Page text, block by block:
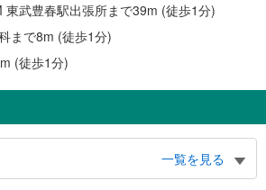
東武豊春駅出張所まで39m (徒歩1分)
まで8m (徒歩1分)
(徒歩1分)
一覧を見る